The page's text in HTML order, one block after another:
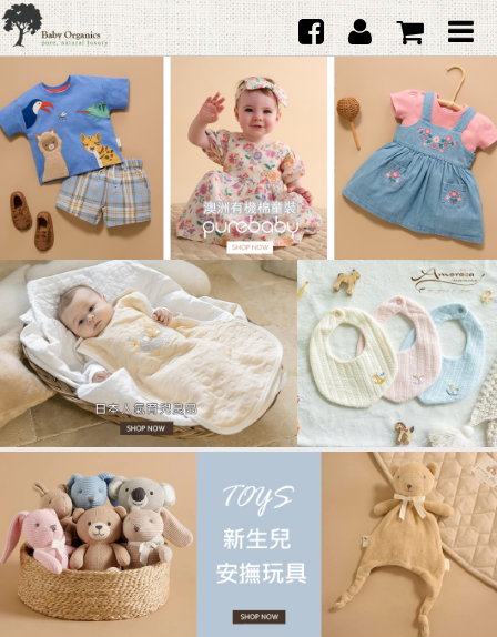
首頁
澳洲Purebaby有機棉
日本品牌育兒配件
韓國Merebe寶寶配件
嬰兒
女生
男生
禮品
服務據點
品牌故事
客服專區